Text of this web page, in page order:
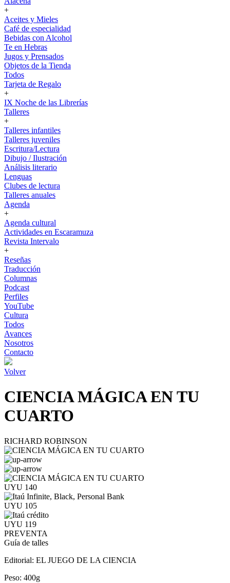
+
Aceites y Mieles
Café de especialidad
Bebidas con Alcohol
Te en Hebras
Jugos y Prensados
Objetos de la Tienda
Todos
Tarjeta de Regalo
+
IX Noche de las Librerías
Talleres
+
Talleres infantiles
Talleres juveniles
Escritura/Lectura
Dibujo / Ilustración
Análisis literario
Lenguas
Clubes de lectura
Talleres anuales
Agenda
+
Agenda cultural
Actividades en Escaramuza
Revista Intervalo
+
Reseñas
Traducción
Columnas
Podcast
Perfiles
YouTube
Cultura
Todos
Avances
Nosotros
Contacto
Volver
CIENCIA MÁGICA EN TU
CUARTO
RICHARD ROBINSON
UYU 140
UYU 105
UYU 119
PREVENTA
Guía de talles
Editorial: EL JUEGO DE LA CIENCIA
Peso: 400g